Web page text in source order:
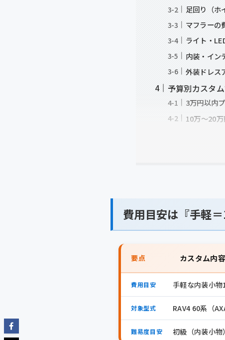
足回り（ホ
マフラーの
ライト・
内装・イン
外装ドレス
予算別カスタ
3万円以内
10万〜20万
費用目安は『手軽
要点 カスタム内
費用目安 手軽な内装小
対象型式 RAV4 60系（
難易度目安 初級（内装小物